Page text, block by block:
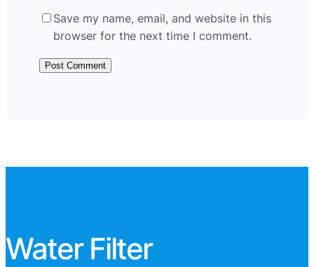
Save my name, email, and website in this
browser for the next time I comment.
Water Filter